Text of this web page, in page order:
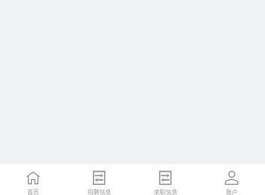
首页 招聘信息 求职信息 账户